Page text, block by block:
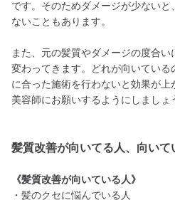
です。そのためダメージが少ないと
ないこともあります。
また、元の髪質やダメージの度合
変わってきます。どれが向いている
に合った施術を行わないと効果が上
美容師にお願いするようにしましょ
髪質改善が向いてる人、向いて
《髪質改善が向いている人》
・髪のクセに悩んでいる人